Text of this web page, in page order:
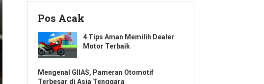
Pos Acak
4 Tips Aman Memilih Dealer
Motor Terbaik
Mengenal GIIAS, Pameran Otomotif
Terbesar di Asia Tenggara